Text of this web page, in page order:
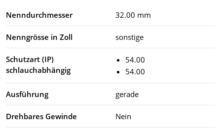
Nenndurchmesser 32.00 mm
Nenngrösse in Zoll sonstige
Schutzart (IP)
schlauchabhängig
54.00
54.00
Ausführung gerade
Drehbares Gewinde Nein